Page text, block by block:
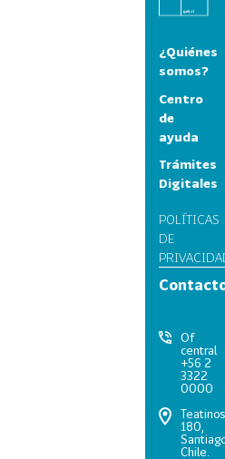
¿Quiénes
somos?
Centro
de
ayuda
Trámites
Digitales
POLÍTICAS
DE
Of
central
+56 2
3322
0000
Teatinos
180,
Chile.